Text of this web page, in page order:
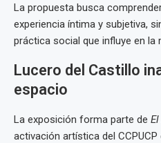
La propuesta busca
experiencia íntima y subjetiva,
práctica social que influye en la
Lucero del Castillo
espacio
La exposición forma parte de
activación artística del